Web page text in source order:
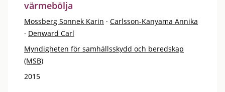
värmebölja
Mossberg Sonnek Karin · Carlsson-Kanyama Annika
· Denward Carl
Myndigheten för samhällsskydd och beredskap
(MSB)
2015